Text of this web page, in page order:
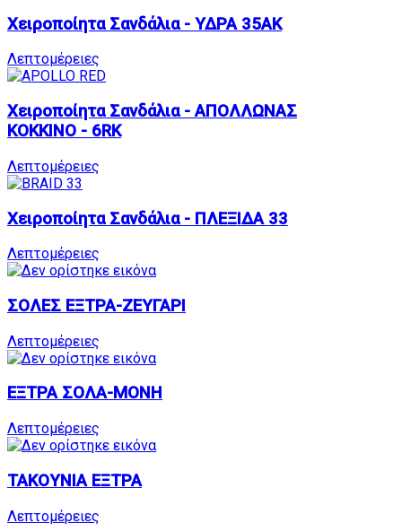
Χειροποίητα Σανδάλια - ΥΔΡΑ 35AK
Λεπτομέρειες
Χειροποίητα Σανδάλια - ΑΠΟΛΛΩΝΑΣ
ΚΟΚΚΙΝΟ - 6RK
Λεπτομέρειες
Χειροποίητα Σανδάλια - ΠΛΕΞΙΔΑ 33
Λεπτομέρειες
ΣΟΛΕΣ ΕΞΤΡΑ-ΖΕΥΓΑΡΙ
Λεπτομέρειες
ΕΞΤΡΑ ΣΟΛΑ-ΜΟΝΗ
Λεπτομέρειες
ΤΑΚΟΥΝΙΑ ΕΞΤΡΑ
Λεπτομέρειες